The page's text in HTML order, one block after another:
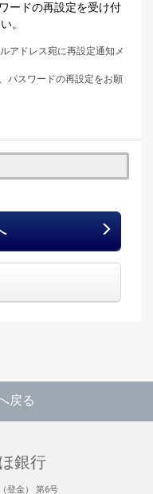
ードの再設定を受け付
。
アドレス宛に再設定通知メ
パスワードの再設定をお願
戻る
銀行
登金） 第6号